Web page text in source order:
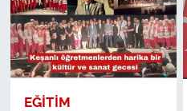
EĞİTİM